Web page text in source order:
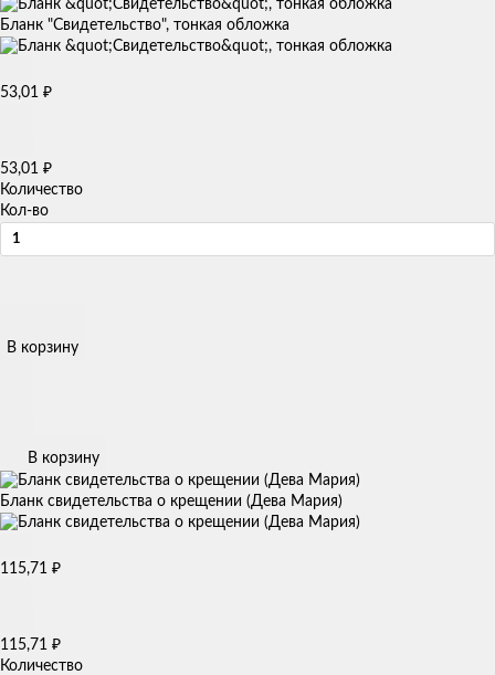
Бланк "Свидетельство", тонкая обложка
53,01 ₽
53,01 ₽
Количество
Кол-во
В корзину
В корзину
Бланк свидетельства о крещении (Дева Мария)
115,71 ₽
115,71 ₽
Количество